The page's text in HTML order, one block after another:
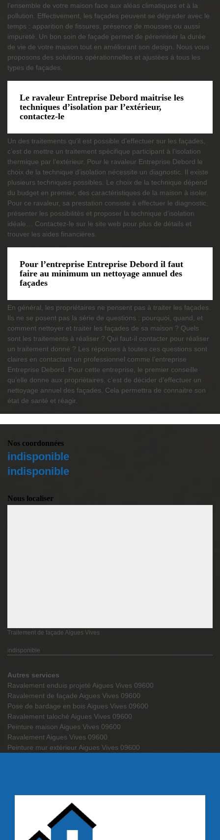
l’ensemble de votre maison face aux aléas climatiques et à la
pollution. Effectivement, les façades peuvent se dégrader avec le
temps : apparition de fissures, présence de mousses ou aussi
impureté. Un bon soin de façade permet de pérenniser la durée
de vie de votre maison tout en améliorant son design. Nous vous
proposons des solutions opérationnelles et ajustées à tous les
types de façades.
Le ravaleur Entreprise Debord maitrise les
techniques d’isolation par l’extérieur,
contactez-le
Un des traitements qu’il est possible d’effectuer sur les façades,
c’est de mettre un traitement spécifique participant à l’isolation
thermique par l’extérieur. Pour le ravaleur Entreprise Debord le
choix de la technique d’isolation nécessite un diagnostic. Il existe
plusieurs techniques possibles. Le choix de la technique dépend
du budget en premier, des caractéristiques de la maison à isoler.
Pour ce ravaleur, sa prestation consiste à effectuer le diagnostic,
présenter les possibilités et proposer la technique d’isolation
idéale… Contactez-le sur le site web pour plus de détails et
trouver les aides financières.
Pour l’entreprise Entreprise Debord il faut
faire au minimum un nettoyage annuel des
façades
En général, les propriétaires ne pensent pas à traiter les façades.
Ils ne se posent pas la série de questions : pourquoi, quand, et
comment nettoyer et traiter les façades de sa maison ? Quels
sont les traitements à réaliser ? Qui faut-il contacter pour réaliser
un traitement donné ? Les réponses à toutes ces questions sont
claires en contactant un professionnel comme l’entreprise
Entreprise Debord. Pour cette entreprise, le premier conseille
qu’elle donne aux propriétaires, c’est de décider d’effectuer un
nettoyage annuel des façades. Cela permettra de connaitre son
état de santé et réagir.
Nos coordonnées
indisponible
indisponible
Nous localiser
Traitement de façade Aigues Vives
indisponible
Autres services
Ravalement enduis projeté Aigues Vives 09600
Ravalement de façade Aigues Vives 09600
Pose de bardage en bois Aigues Vives 09600
Ravalement taloché Aigues Vives 09600
Peinture maison Aigues Vives 09600
Ravalement Aigues Vives 09600
Peinture mur extérieur Aigues Vives 09600